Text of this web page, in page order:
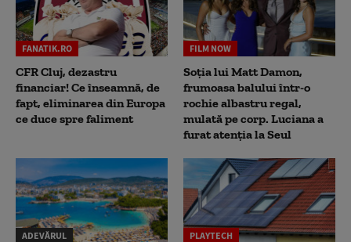
FANATIK.RO
CFR Cluj, dezastru
financiar! Ce înseamnă, de
fapt, eliminarea din Europa
ce duce spre faliment
FILM NOW
Soția lui Matt Damon,
frumoasa balului într-o
rochie albastru regal,
mulată pe corp. Luciana a
furat atenția la Seul
ADEVĂRUL PLAYTECH